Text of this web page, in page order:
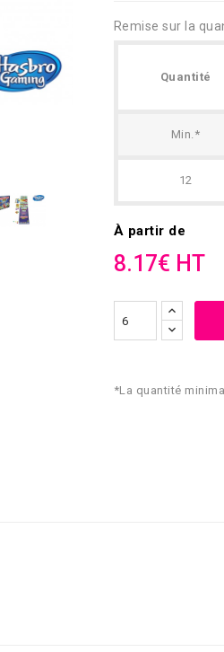
Remise sur la
Quantité
Min.*
12
À partir de
8.17€ HT
*La quantité